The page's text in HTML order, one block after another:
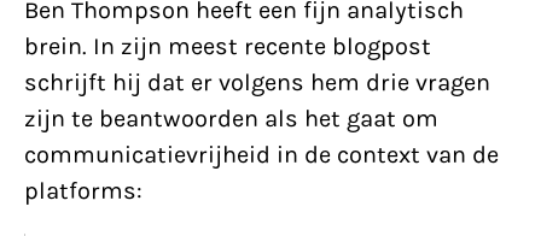
Ben Thompson heeft een fijn analytisch
brein. In zijn meest recente blogpost
schrijft hij dat er volgens hem drie vragen
zijn te beantwoorden als het gaat om
communicatievrijheid in de context van de
platforms: